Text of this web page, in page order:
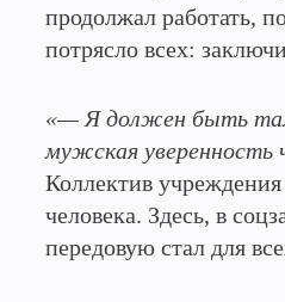
продолжал работать,
потрясло всех:
«— Я должен быть
мужская уверенность
Коллектив
человека. Здесь, в
передовую стал для